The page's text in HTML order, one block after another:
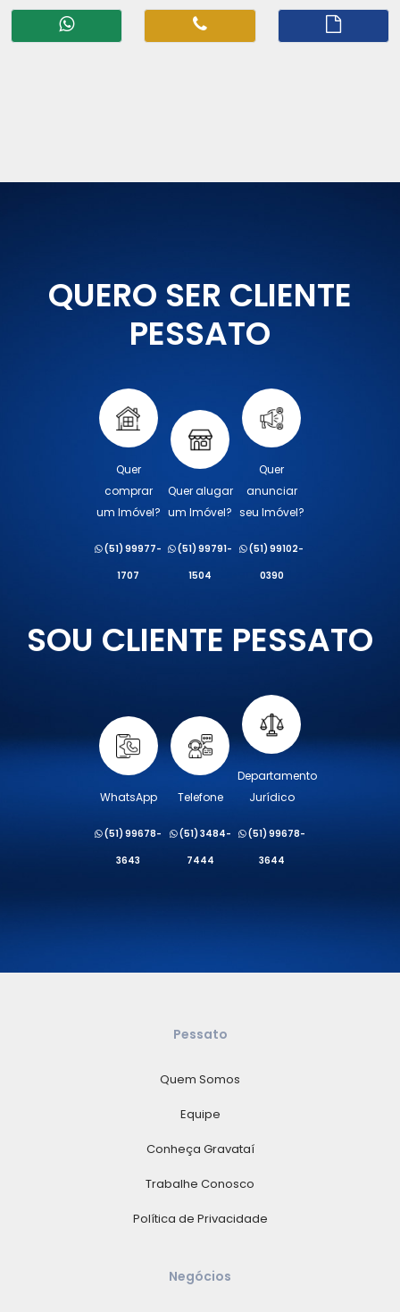
QUERO SER CLIENTE
PESSATO
Quer
comprar
um Imóvel?
(51) 99977-
1707
Quer alugar
um Imóvel?
(51) 99791-
1504
Quer
anunciar
seu Imóvel?
(51) 99102-
0390
SOU CLIENTE PESSATO
WhatsApp
(51) 99678-
3643
Telefone
(51) 3484-
7444
Departamento
Jurídico
(51) 99678-
3644
Pessato
Quem Somos
Equipe
Conheça Gravataí
Trabalhe Conosco
Política de Privacidade
Negócios